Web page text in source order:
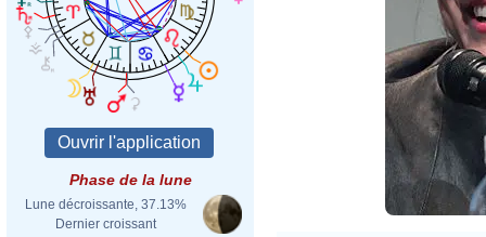
Phase de la lune
Lune décroissante, 37.13%
Dernier croissant